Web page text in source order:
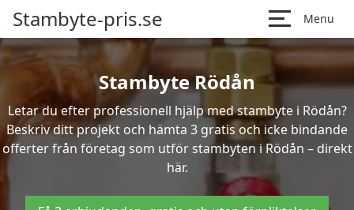
Stambyte-pris.se Menu
Stambyte Rödån
Letar du efter professionell hjälp med stambyte i Rödån?
Beskriv ditt projekt och hämta 3 gratis och icke bindande
offerter från företag som utför stambyten i Rödån – direkt
här.